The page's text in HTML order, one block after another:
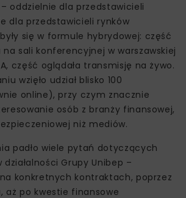
oddzielnie dla przedstawicieli
dla przedstawicieli rynków
się w formule hybrydowej: część
na sali konferencyjnej w warszawskiej
część oglądała transmisję na żywo.
wzięło udział blisko 100
online), przy czym znacznie
osób z branży finansowej,
niż mediów.
padło wiele pytań dotyczących
Grupy Unibep –
konkretnych kontraktach, poprzez
aż po kwestie finansowe